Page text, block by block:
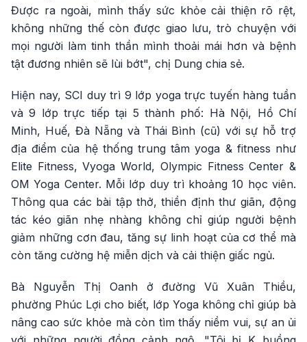
Được ra ngoài, mình thấy sức khỏe cải thiện rõ rệt,
không những thế còn được giao lưu, trò chuyện với
mọi người làm tinh thần mình thoải mái hơn và bệnh
tật đương nhiên sẽ lùi bớt", chị Dung chia sẻ.
Hiện nay, SCI duy trì 9 lớp yoga trực tuyến hàng tuần
và 9 lớp trực tiếp tại 5 thành phố: Hà Nội, Hồ Chí
Minh, Huế, Đà Nẵng và Thái Bình (cũ) với sự hỗ trợ
địa điểm của hệ thống trung tâm yoga & fitness như
Elite Fitness, Vyoga World, Olympic Fitness Center &
OM Yoga Center. Mỗi lớp duy trì khoảng 10 học viên.
Thông qua các bài tập thở, thiền định thư giãn, động
tác kéo giãn nhẹ nhàng không chỉ giúp người bệnh
giảm những cơn đau, tăng sự linh hoạt của cơ thể mà
còn tăng cường hệ miễn dịch và cải thiện giấc ngủ.
Bà Nguyễn Thị Oanh ở đường Vũ Xuân Thiều,
phường Phúc Lợi cho biết, lớp Yoga không chỉ giúp bà
nâng cao sức khỏe mà còn tìm thấy niềm vui, sự an ủi